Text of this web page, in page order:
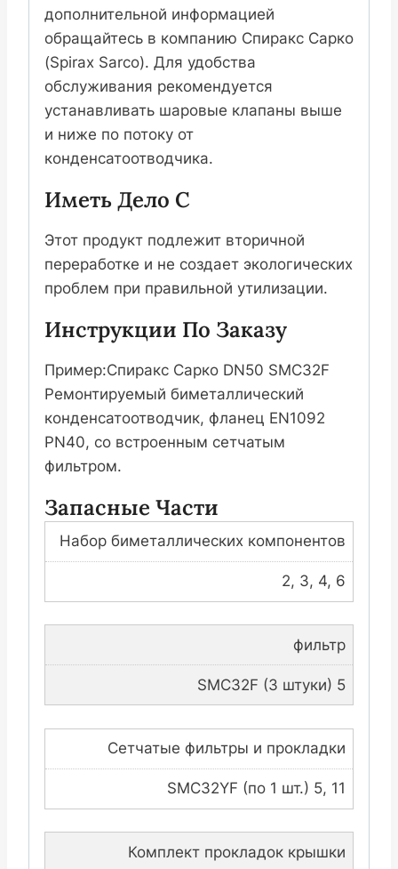
дополнительной информацией
обращайтесь в компанию Спиракс Сарко
(Spirax Sarco). Для удобства
обслуживания рекомендуется
устанавливать шаровые клапаны выше
и ниже по потоку от
конденсатоотводчика.
Иметь Дело С
Этот продукт подлежит вторичной
переработке и не создает экологических
проблем при правильной утилизации.
Инструкции По Заказу
Пример:Спиракс Сарко DN50 SMC32F
Ремонтируемый биметаллический
конденсатоотводчик, фланец EN1092
PN40, со встроенным сетчатым
фильтром.
Запасные Части
Набор биметаллических компонентов
2, 3, 4, 6
фильтр
SMC32F (3 штуки) 5
Сетчатые фильтры и прокладки
SMC32YF (по 1 шт.) 5, 11
Комплект прокладок крышки